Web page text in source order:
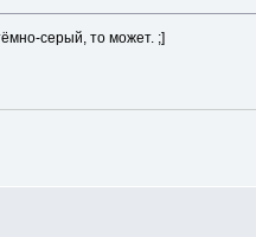
серый, то может. ;]